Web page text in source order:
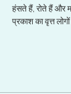
हंसते हैं, रोते हैं और
प्रकाश का वृत्त